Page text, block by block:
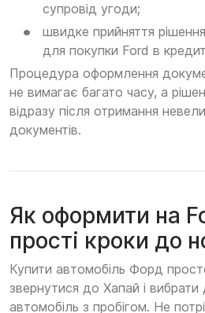
супровід угоди;
швидке прийняття
для покупки Ford в
Процедура оформлення
не вимагає багато часу, а
відразу після отримання
документів.
Як оформити на
прості кроки до
Купити автомобіль Форд
звернутися до Хапай і
автомобіль з пробігом. Не